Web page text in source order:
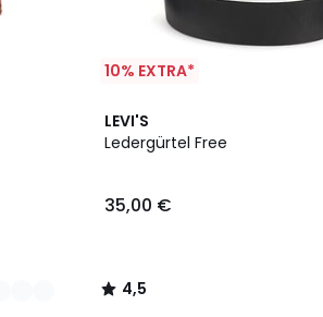
10% EXTRA*
LEVI'S
Ledergürtel Free
35,00 €
4,5
/ 5
2
Farben
4,5
/